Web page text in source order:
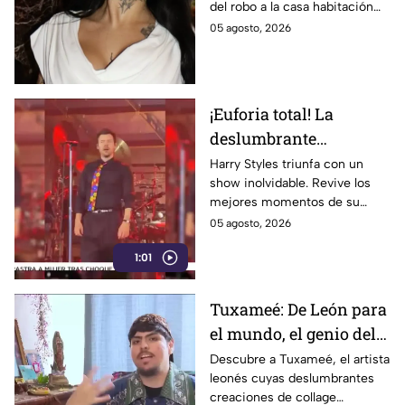
del robo a la casa habitación
de la influencer.
05 agosto, 2026
1:01
¡Euforia total! La
deslumbrante
presentación de Harry
Styles enamora a miles
de fans
Harry Styles triunfa con un
show inolvidable. Revive los
mejores momentos de su
presentación, el setlist y la
05 agosto, 2026
Tuxameé: De León para
el mundo, el genio del
collage que cautiva al
arte
Descubre a Tuxameé, el artista
leonés cuyas deslumbrantes
creaciones de collage